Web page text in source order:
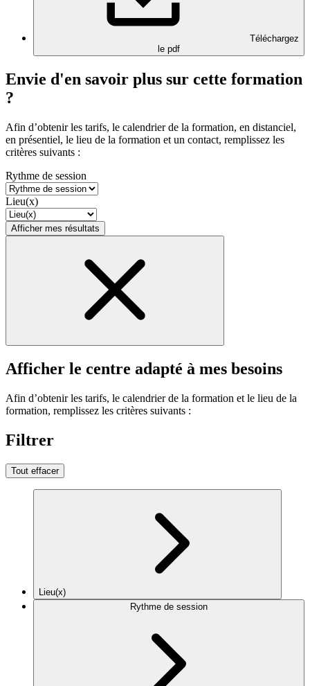
Téléchargez
le pdf
Envie d'en savoir plus sur cette formation
?
Afin d’obtenir les tarifs, le calendrier de la formation, en distanciel,
en présentiel, le lieu de la formation et un contact, remplissez les
critères suivants :
Rythme de session
Lieu(x)
Afficher mes résultats
Afficher le centre adapté à mes besoins
Afin d’obtenir les tarifs, le calendrier de la formation et le lieu de la
formation, remplissez les critères suivants :
Filtrer
Tout effacer
Lieu(x)
Rythme de session